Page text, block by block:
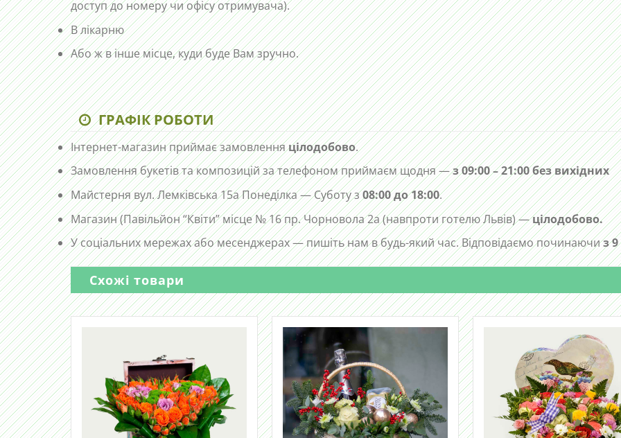
доступ до номеру чи офісу отримувача).
В лікарню
Або ж в інше місце, куди буде Вам зручно.
ГРАФІК РОБОТИ
Інтернет-магазин приймає замовленняцілодобово.
Замовлення букетів та композицій за телефоном приймаєм щодня —з 09:00 – 21:00 без вихідних
Майстерня вул. Лемківська 15а Понеділка — Суботу з08:00 до 18:00.
Магазин (Павільйон “Квіти” місце № 16 пр. Чорновола 2а (навпроти готелю Львів) —цілодобово.
У соціальних мережах або месенджерах — пишіть нам в будь-який час. Відповідаємо починаючиз
Схожі товари